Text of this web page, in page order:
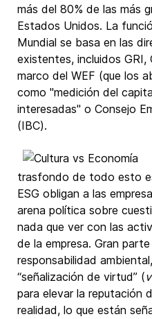
más del 80% de las más
Estados Unidos. La
Mundial se basa en las
existentes, incluidos GRI,
marco del WEF (que los
como "medición del
interesadas" o Consejo
(IBC).
trasfondo de todo esto
ESG obligan a las
arena política sobre
nada que ver con las
de la empresa. Gran
responsabilidad
“señalización de virtud” (
para elevar la reputación
realidad, lo que están